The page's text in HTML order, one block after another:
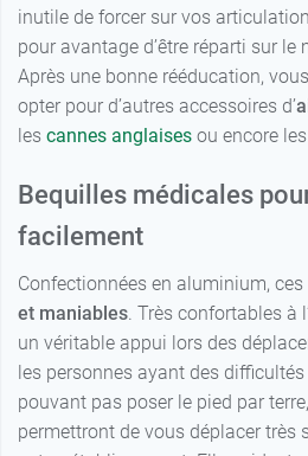
inutile de forcer sur vos
pour avantage d’être réparti sur le
Après une bonne rééducation,
opter pour d’autres accessoires d’
les cannes anglaises ou encore
Bequilles médicales
facilement
Confectionnées en aluminium,
et maniables. Très confortables à
un véritable appui lors des
les personnes ayant des
pouvant pas poser le pied par
permettront de vous déplacer très